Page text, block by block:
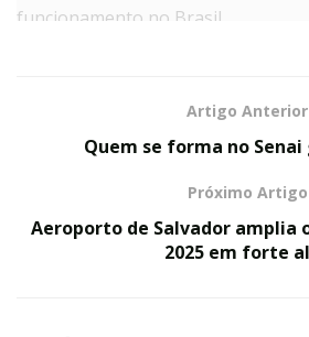
funcionamento no Brasil.
à ampliação de sua presença
sua linha premium, que inclui
agrega valor ao portfólio da
atuação em categorias de alto
Artigo Anterior
Quem se forma no
Próximo Artigo
Aeroporto de Salvador amplia
2025 em forte